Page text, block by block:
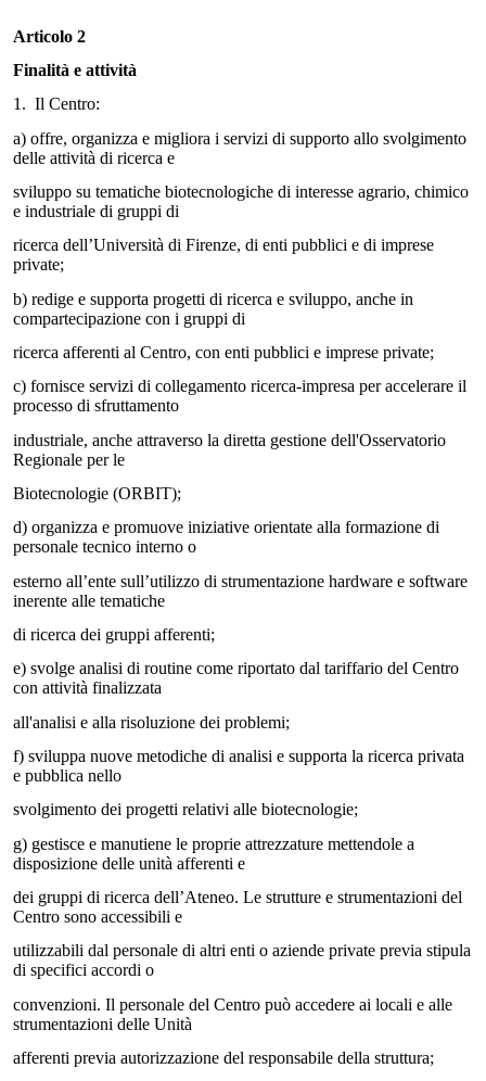
Articolo 2
Finalità e attività
1. Il Centro:
a) offre, organizza e migliora i servizi di supporto allo svolgimento
delle attività di ricerca e
sviluppo su tematiche biotecnologiche di interesse agrario, chimico
e industriale di gruppi di
ricerca dell’Università di Firenze, di enti pubblici e di imprese
private;
b) redige e supporta progetti di ricerca e sviluppo, anche in
compartecipazione con i gruppi di
ricerca afferenti al Centro, con enti pubblici e imprese private;
c) fornisce servizi di collegamento ricerca-impresa per accelerare il
processo di sfruttamento
industriale, anche attraverso la diretta gestione dell'Osservatorio
Regionale per le
Biotecnologie (ORBIT);
d) organizza e promuove iniziative orientate alla formazione di
personale tecnico interno o
esterno all’ente sull’utilizzo di strumentazione hardware e software
inerente alle tematiche
di ricerca dei gruppi afferenti;
e) svolge analisi di routine come riportato dal tariffario del Centro
con attività finalizzata
all'analisi e alla risoluzione dei problemi;
f) sviluppa nuove metodiche di analisi e supporta la ricerca privata
e pubblica nello
svolgimento dei progetti relativi alle biotecnologie;
g) gestisce e manutiene le proprie attrezzature mettendole a
disposizione delle unità afferenti e
dei gruppi di ricerca dell’Ateneo. Le strutture e strumentazioni del
Centro sono accessibili e
utilizzabili dal personale di altri enti o aziende private previa stipula
di specifici accordi o
convenzioni. Il personale del Centro può accedere ai locali e alle
strumentazioni delle Unità
afferenti previa autorizzazione del responsabile della struttura;